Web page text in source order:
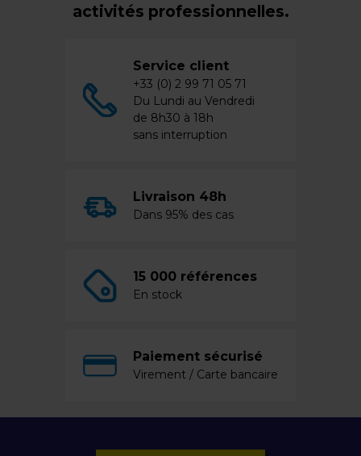
activités professionnelles.
Service client
+33 (0) 2 99 71 05 71
Du Lundi au Vendredi
de 8h30 à 18h
sans interruption
Livraison 48h
Dans 95% des cas
15 000 références
En stock
Paiement sécurisé
Virement / Carte bancaire